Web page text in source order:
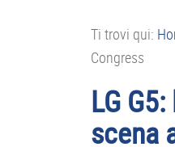
Ti trovi qui:
Congress
LG
scena